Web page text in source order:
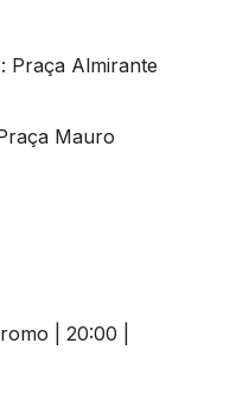
Praça Almirante
Mauro
| 20:00 |